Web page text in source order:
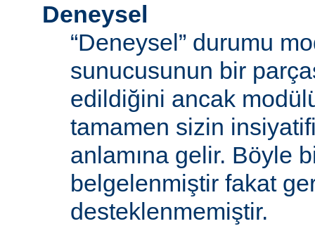
Deneysel
“Deneysel” durumu
sunucusunun bir
edildiğini ancak
tamamen sizin
anlamına gelir. Böyle
belgelenmiştir fakat
desteklenmemiştir.